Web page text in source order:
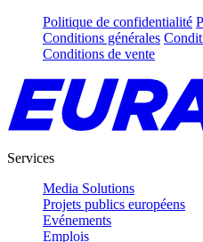
Politique de confidentialité
Conditions générales
Conditions de vente
Services
Media Solutions
Projets publics européens
Evénements
Emplois